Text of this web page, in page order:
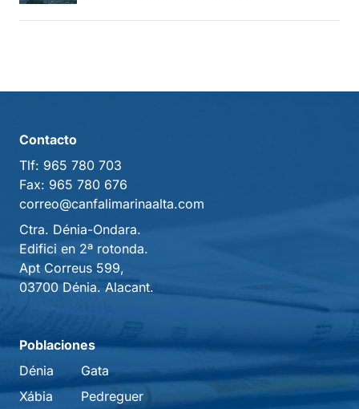
Contacto
Tlf: 965 780 703
Fax: 965 780 676
correo@canfalimarinaalta.com
Ctra. Dénia-Ondara.
Edifici en 2ª rotonda.
Apt Correus 599,
03700 Dénia. Alacant.
Poblaciones
Dénia
Xábia
Gata
Pedreguer